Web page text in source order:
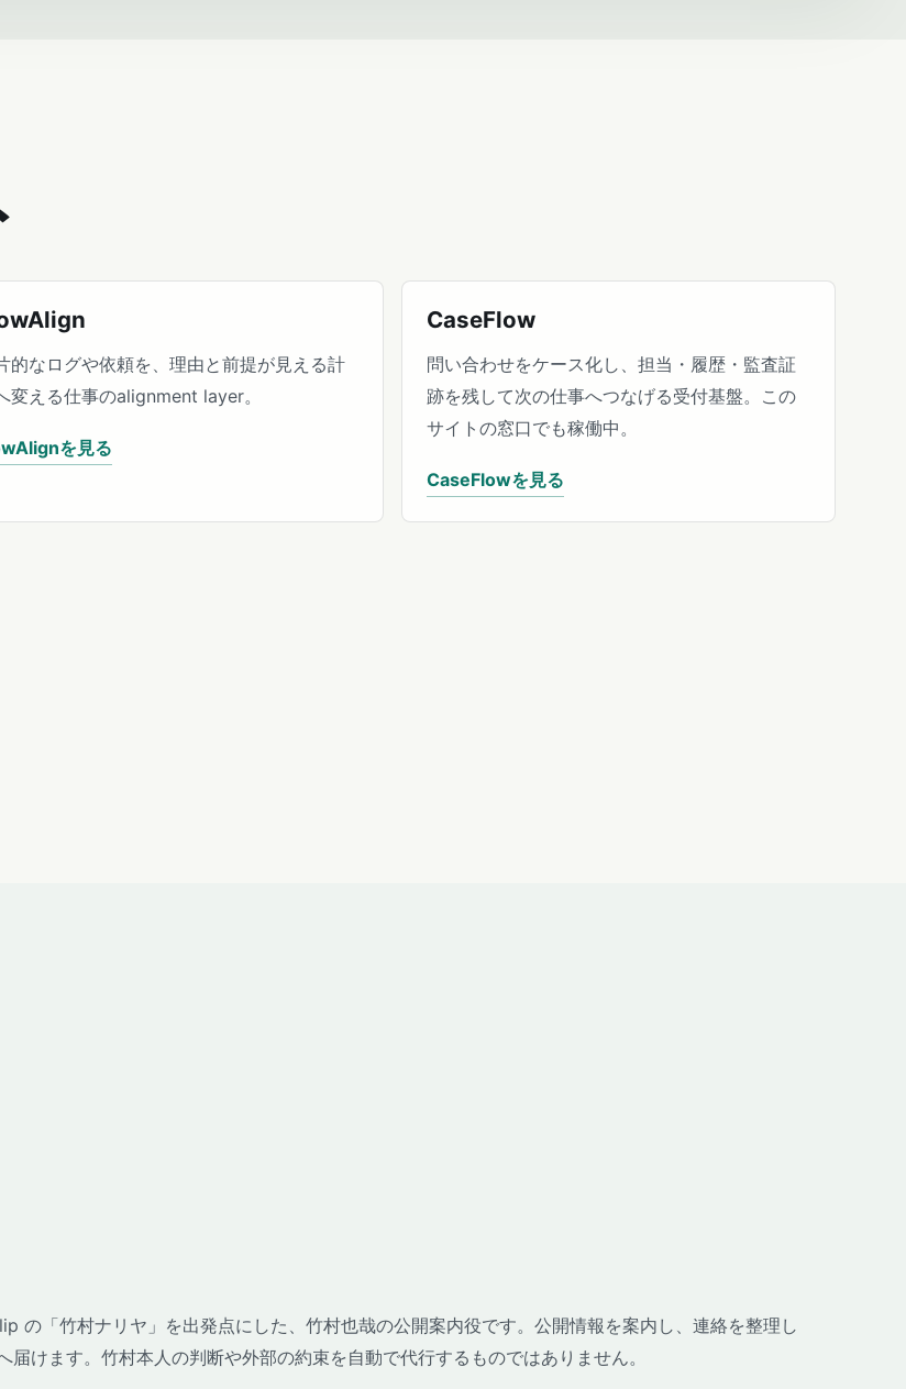
的なログや依頼を、理由と前提が見える計
変える仕事のalignment layer。
を見る
CaseFlow
問い合わせをケース化し、担当・履歴・監査証
跡を残して次の仕事へつなげる受付基盤。この
サイトの窓口でも稼働中。
CaseFlowを見る
の「竹村ナリヤ」を出発点にした、竹村也哉の公開案内役です。公開情報を案内し、連絡を整理し
届けます。竹村本人の判断や外部の約束を自動で代行するものではありません。